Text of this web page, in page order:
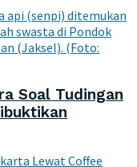
Soal Tudingan